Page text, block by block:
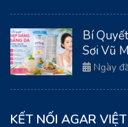
Bí
Sợi Vũ
Thanh
Ngày
KẾT NỐI AGAR